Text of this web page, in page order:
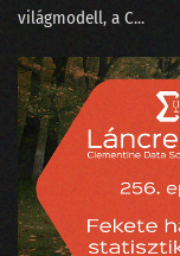
131 - A
130 -
129 -
128 -
világmodell, a C...